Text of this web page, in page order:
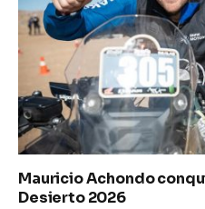
Mauricio Achondo
Desierto 2026